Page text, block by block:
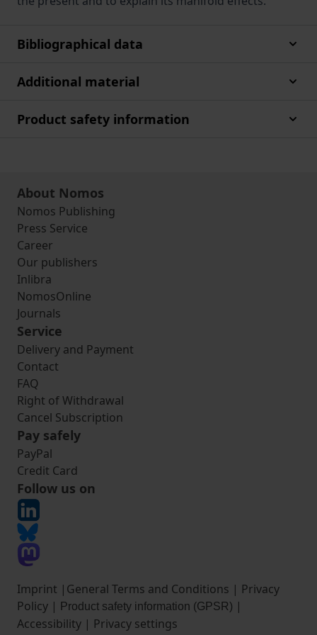
Bibliographical data
Additional material
Product safety information
About Nomos
Nomos Publishing
Press Service
Career
Our publishers
Inlibra
NomosOnline
Journals
Service
Delivery and Payment
Contact
FAQ
Right of Withdrawal
Cancel Subscription
Pay safely
PayPal
Credit Card
Follow us on
Imprint | General Terms and Conditions | Privacy
Policy | Product safety information (GPSR) |
Accessibility | Privacy settings